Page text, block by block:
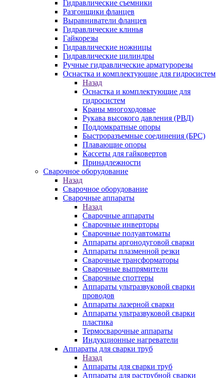
Гидравлические съемники
Разгонщики фланцев
Выравниватели фланцев
Гидравлические клинья
Гайкорезы
Гидравлические ножницы
Гидравлические цилиндры
Ручные гидравлические арматурорезы
Оснастка и комплектующие для гидросистем
Назад
Оснастка и комплектующие для
гидросистем
Краны многоходовые
Рукава высокого давления (РВД)
Поддомкратные опоры
Быстроразъемные соединения (БРС)
Плавающие опоры
Кассеты для гайковертов
Принадлежности
Сварочное оборудование
Назад
Сварочное оборудование
Сварочные аппараты
Назад
Сварочные аппараты
Сварочные инверторы
Сварочные полуавтоматы
Аппараты аргонодуговой сварки
Аппараты плазменной резки
Сварочные трансформаторы
Сварочные выпрямители
Сварочные споттеры
Аппараты ультразвуковой сварки
проводов
Аппараты лазерной сварки
Аппараты ультразвуковой сварки
пластика
Термосварочные аппараты
Индукционные нагреватели
Аппараты для сварки труб
Назад
Аппараты для сварки труб
Аппараты для раструбной сварки